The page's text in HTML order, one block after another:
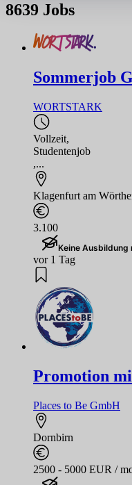
8639 Jobs
Sommerjob
WORTSTARK
Vollzeit,
Studentenjob
,...
Klagenfurt am
3.100
Keine Ausbildung
vor 1 Tag
Promotion
Places to Be GmbH
Dornbirn
2500 - 5000 EUR /